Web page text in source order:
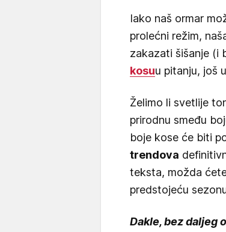
Iako naš ormar
prolećni režim,
zakazati šišanje (i
kosuu pitanju, još
Želimo li svetlije
prirodnu smeđu
boje kose će biti
trendova
teksta, možda
predstojeću
Dakle, bez daljeg